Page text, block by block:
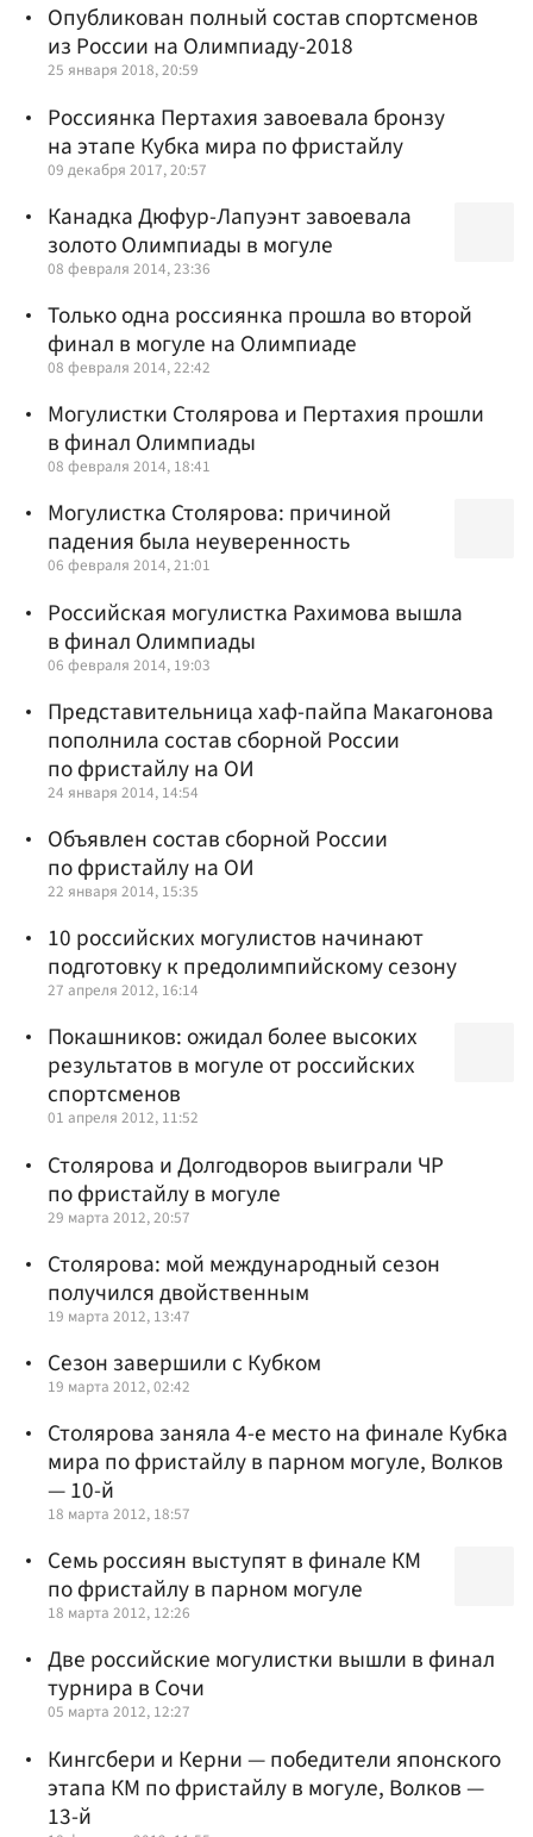
Опубликован полный состав спортсменов
из России на Олимпиаду-2018
25 января 2018, 20:59
Россиянка Пертахия завоевала бронзу
на этапе Кубка мира по фристайлу
09 декабря 2017, 20:57
Канадка Дюфур-Лапуэнт завоевала
золото Олимпиады в могуле
08 февраля 2014, 23:36
Только одна россиянка прошла во второй
финал в могуле на Олимпиаде
08 февраля 2014, 22:42
Могулистки Столярова и Пертахия прошли
в финал Олимпиады
08 февраля 2014, 18:41
Могулистка Столярова: причиной
падения была неуверенность
06 февраля 2014, 21:01
Российская могулистка Рахимова вышла
в финал Олимпиады
06 февраля 2014, 19:03
Представительница хаф-пайпа Макагонова
пополнила состав сборной России
по фристайлу на ОИ
24 января 2014, 14:54
Объявлен состав сборной России
по фристайлу на ОИ
22 января 2014, 15:35
10 российских могулистов начинают
подготовку к предолимпийскому сезону
27 апреля 2012, 16:14
Покашников: ожидал более высоких
результатов в могуле от российских
спортсменов
01 апреля 2012, 11:52
Столярова и Долгодворов выиграли ЧР
по фристайлу в могуле
29 марта 2012, 20:57
Столярова: мой международный сезон
получился двойственным
19 марта 2012, 13:47
Сезон завершили с Кубком
19 марта 2012, 02:42
Столярова заняла 4-е место на финале Кубка
мира по фристайлу в парном могуле, Волков
— 10-й
18 марта 2012, 18:57
Семь россиян выступят в финале КМ
по фристайлу в парном могуле
18 марта 2012, 12:26
Две российские могулистки вышли в финал
турнира в Сочи
05 марта 2012, 12:27
Кингсбери и Керни — победители японского
этапа КМ по фристайлу в могуле, Волков —
13-й